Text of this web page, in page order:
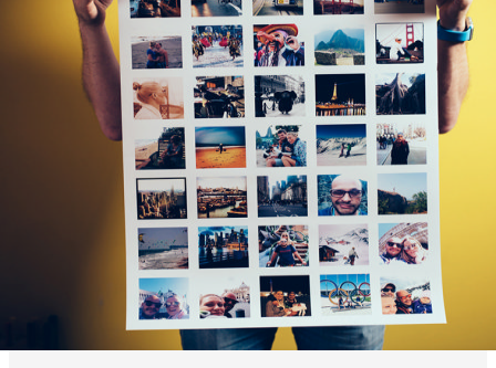
Ваш регион доставки
Выберите из списка: